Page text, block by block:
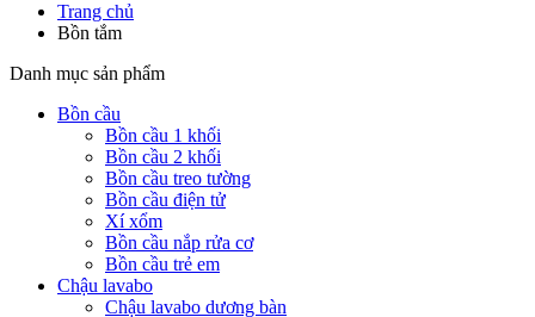
Trang chủ
Bồn tắm
Danh mục sản phẩm
Bồn cầu
Bồn cầu 1 khối
Bồn cầu 2 khối
Bồn cầu treo tường
Bồn cầu điện tử
Xí xổm
Bồn cầu nắp rửa cơ
Bồn cầu trẻ em
Chậu lavabo
Chậu lavabo dương bàn